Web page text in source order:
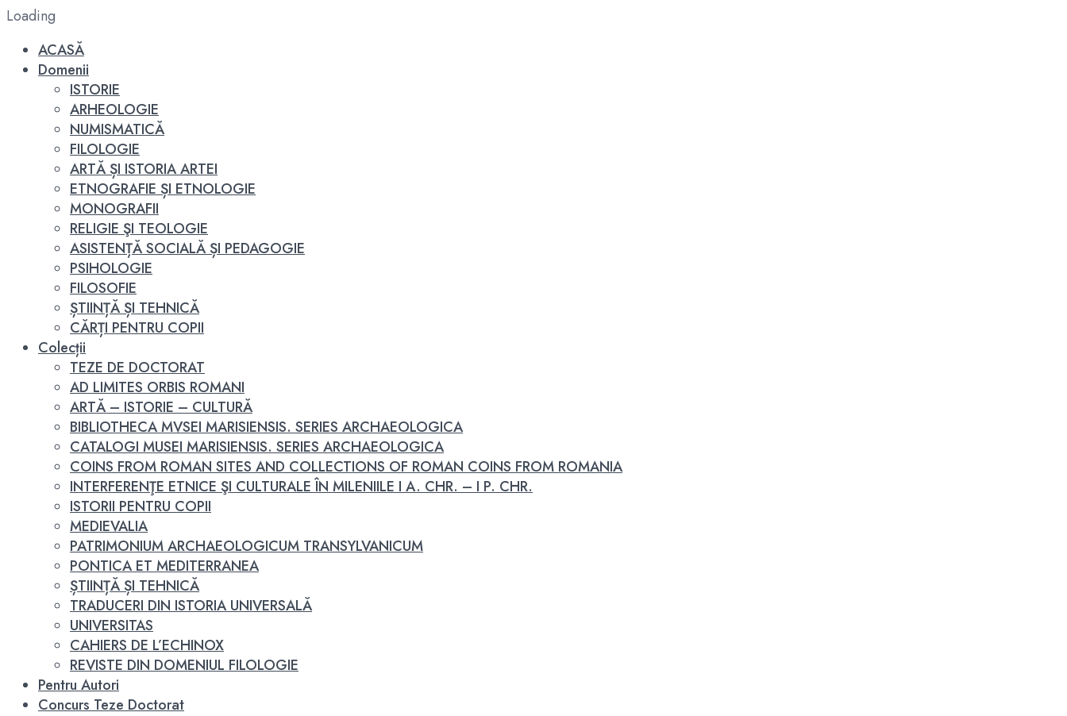
Loading
ACASĂ
Domenii
ISTORIE
ARHEOLOGIE
NUMISMATICĂ
FILOLOGIE
ARTĂ ȘI ISTORIA ARTEI
ETNOGRAFIE ȘI ETNOLOGIE
MONOGRAFII
RELIGIE ŞI TEOLOGIE
ASISTENȚĂ SOCIALĂ ȘI PEDAGOGIE
PSIHOLOGIE
FILOSOFIE
ȘTIINȚĂ ȘI TEHNICĂ
CĂRȚI PENTRU COPII
Colecții
TEZE DE DOCTORAT
AD LIMITES ORBIS ROMANI
ARTĂ – ISTORIE – CULTURĂ
BIBLIOTHECA MVSEI MARISIENSIS. SERIES ARCHAEOLOGICA
CATALOGI MUSEI MARISIENSIS. SERIES ARCHAEOLOGICA
COINS FROM ROMAN SITES AND COLLECTIONS OF ROMAN COINS FROM ROMANIA
INTERFERENŢE ETNICE ŞI CULTURALE ÎN MILENIILE I A. CHR. – I P. CHR.
ISTORII PENTRU COPII
MEDIEVALIA
PATRIMONIUM ARCHAEOLOGICUM TRANSYLVANICUM
PONTICA ET MEDITERRANEA
ȘTIINȚĂ ȘI TEHNICĂ
TRADUCERI DIN ISTORIA UNIVERSALĂ
UNIVERSITAS
CAHIERS DE L’ECHINOX
REVISTE DIN DOMENIUL FILOLOGIE
Pentru Autori
Concurs Teze Doctorat